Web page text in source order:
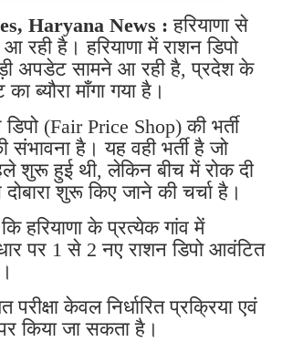
Haryana News :हरियाणा से
रही है। हरियाणा में राशन डिपो
अपडेट सामने आ रही है, प्रदेश के
ब्यौरा माँगा गया है।
डिपो (Fair Price Shop) की भर्ती
है। यह वही भर्ती है जो
शुरू हुई थी, लेकिन बीच में रोक दी
शुरू किए जाने की चर्चा है।
हरियाणा के प्रत्येक गांव में
पर 1 से 2 नए राशन डिपो आवंटित
परीक्षा केवल निर्धारित प्रक्रिया एवं
किया जा सकता है।